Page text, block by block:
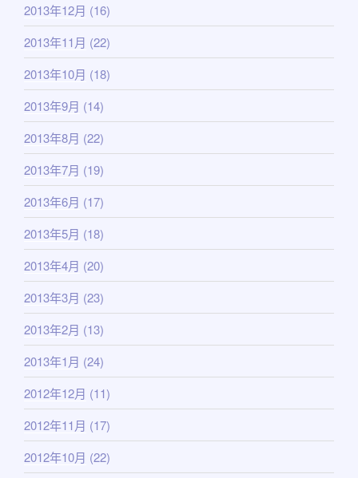
2013年12月 (16)
2013年11月 (22)
2013年10月 (18)
2013年9月 (14)
2013年8月 (22)
2013年7月 (19)
2013年6月 (17)
2013年5月 (18)
2013年4月 (20)
2013年3月 (23)
2013年2月 (13)
2013年1月 (24)
2012年12月 (11)
2012年11月 (17)
2012年10月 (22)